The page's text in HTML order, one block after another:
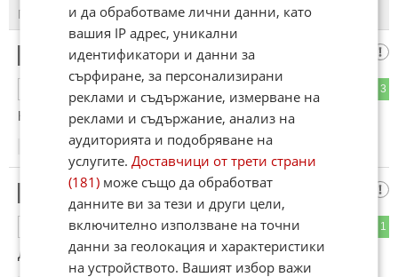
ПОСЛЕДНИ ПЪРВИ
НИЩО МУ НЯМА
3
На бакеро от офча купел...
18.05.2026
Дедов
1
ОТГОВОР
Дядо Прасенци пак е на далавера.
и да обработваме лични данни, като
вашия IP адрес, уникални
идентификатори и данни за
сърфиране, за персонализирани
реклами и съдържание, измерване на
реклами и съдържание, анализ на
аудиторията и подобряване на
услугите.Доставчици от трети страни
(181) може също да обработват
данните ви за тези и други цели,
включително използване на точни
данни за геолокация и характеристики
на устройството. Вашият избор важи